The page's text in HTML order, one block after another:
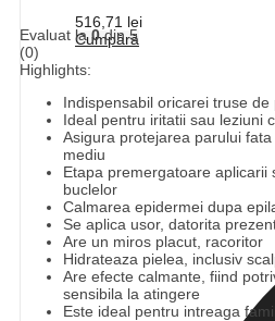
516,71 lei
Cumpără
Evaluat la0din 5
(0)
Highlights:
Indispensabil oricarei truse de
Ideal pentru iritatii sau leziuni
Asigura protejarea parului
mediu
Etapa premergatoare aplicarii
buclelor
Calmarea epidermei dupa
Se aplica usor, datorita
Are un miros placut, racoritor
Hidrateaza pielea, inclusiv
Are efecte calmante, fiind
sensibila la atingere
Este ideal pentru intreaga